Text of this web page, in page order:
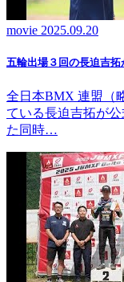
movie 2025.09.20
五輪出場３回の長迫吉
全日本BMX 連盟（
ている長迫吉拓が
た同時…